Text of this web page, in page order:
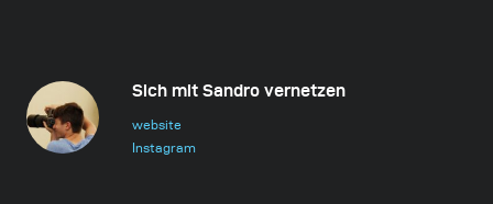
Sich mit Sandro vernetzen
website
Instagram